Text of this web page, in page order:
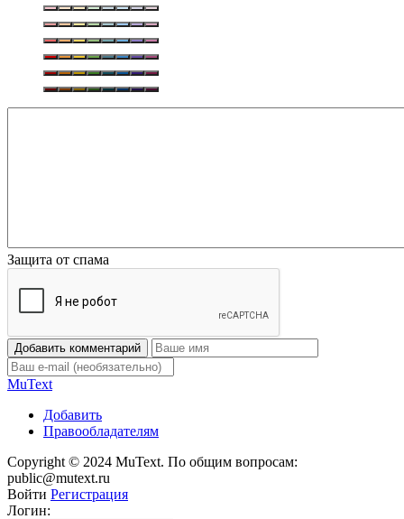
Защита от спама
Добавить комментарий
MuText
Добавить
Правообладателям
Copyright © 2024 MuText. По общим вопросам:
public@mutext.ru
Войти Регистрация
Логин: